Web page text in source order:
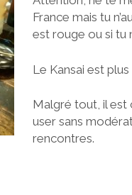
France mais tu
est rouge ou si tu
Le Kansai est
Malgré tout, il est
user sans
rencontres.